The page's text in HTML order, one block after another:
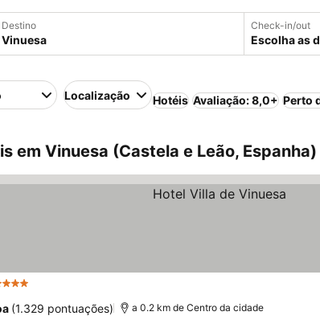
Destino Check-in/out
Escolha as
Localização Hotéis Avaliação: 8,0+ Perto
em Vinuesa (Castela e Leão, Espanha)
Estrelas
(1.329 pontuações) a 0.2 km de Centro da cidade